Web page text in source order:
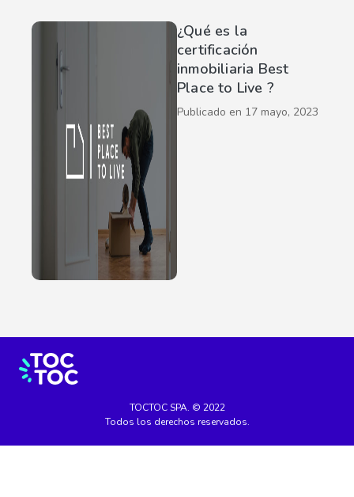
¿Qué es la
certificación
inmobiliaria Best
Place to Live ?
Publicado en 17 mayo, 2023
TOCTOC SPA. © 2022
Todos los derechos reservados.